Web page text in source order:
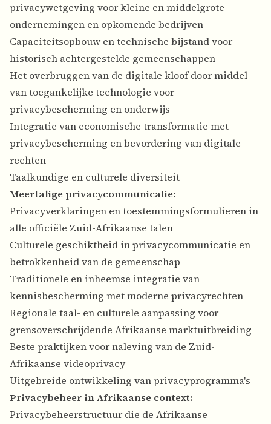
privacywetgeving voor kleine en middelgrote
ondernemingen en opkomende bedrijven
Capaciteitsopbouw en technische bijstand voor
historisch achtergestelde gemeenschappen
Het overbruggen van de digitale kloof door middel
van toegankelijke technologie voor
privacybescherming en onderwijs
Integratie van economische transformatie met
privacybescherming en bevordering van digitale
rechten
Taalkundige en culturele diversiteit
Meertalige privacycommunicatie:
Privacyverklaringen en toestemmingsformulieren in
alle officiële Zuid-Afrikaanse talen
Culturele geschiktheid in privacycommunicatie en
betrokkenheid van de gemeenschap
Traditionele en inheemse integratie van
kennisbescherming met moderne privacyrechten
Regionale taal- en culturele aanpassing voor
grensoverschrijdende Afrikaanse marktuitbreiding
Beste praktijken voor naleving van de Zuid-
Afrikaanse videoprivacy
Uitgebreide ontwikkeling van privacyprogramma's
Privacybeheer in Afrikaanse context:
Privacybeheerstructuur die de Afrikaanse